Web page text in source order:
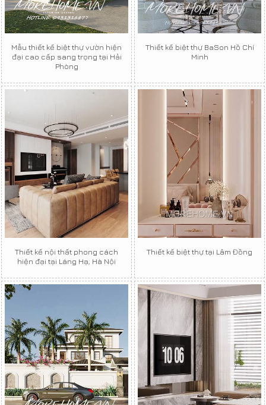
Mẫu thiết kế biệt thự vườn hiện
đại cao cấp sang trọng tại Hải
Phòng
Thiết kế biệt thự BaSon Hồ Chí
Minh
Thiết kế nội thất phong cách
hiện đại tại Láng Hạ, Hà Nội
Thiết kế biệt thự tại Lâm Đồng